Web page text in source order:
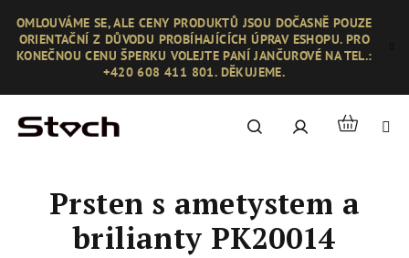
obsah
OMLOUVÁME SE, ALE CENY PRODUKTŮ JSOU DOČASNĚ POUZE
ORIENTAČNÍ Z DŮVODU PROBÍHAJÍCÍCH ÚPRAV ESHOPU. PRO
KONEČNOU CENU ŠPERKU VOLEJTE PANÍ JANČUROVÉ NA TEL.:
+420 608 411 801. DĚKUJEME.
Hledat PřihlášeníNákupní
Prsten s ametystem a
brilianty PK20014